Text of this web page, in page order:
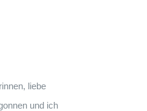
liebe
und ich